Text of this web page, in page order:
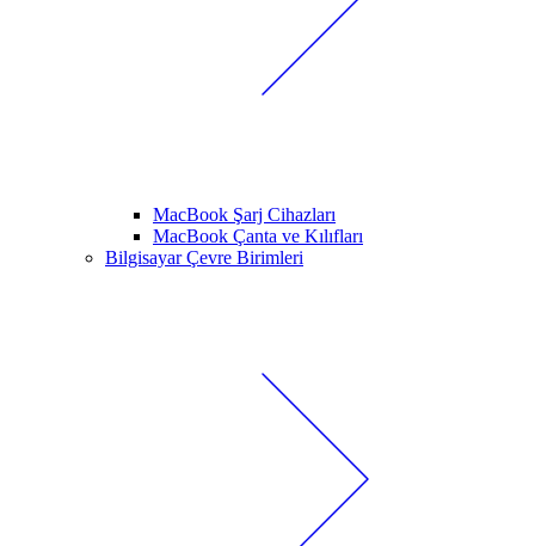
MacBook Şarj Cihazları
MacBook Çanta ve Kılıfları
Bilgisayar Çevre Birimleri